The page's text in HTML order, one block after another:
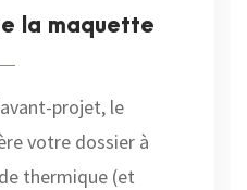
la maquette
projet, le
votre dossier à
thermique (et